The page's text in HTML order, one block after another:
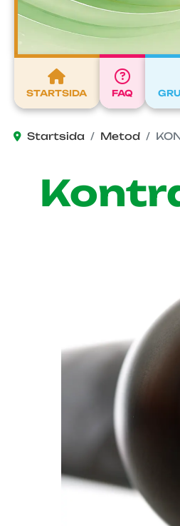
STARTSIDA FAQ
Startsida Metod